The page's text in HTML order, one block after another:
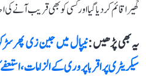
گھیرا قائم کر دیا گیا اور کسی کو بھی قریب آنے
یہ بھی پڑھیں :نیپال میں جین زی پھر
سیکریٹری پر اقربا پروری کے الزامات، استعفے